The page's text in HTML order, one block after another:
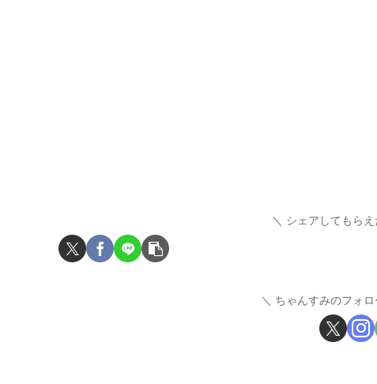
シェアしてもらえ
ちゃんすみのフォロ